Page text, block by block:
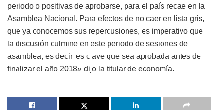
periodo o positivas de aprobarse, para el país recae en la
Asamblea Nacional. Para efectos de no caer en lista gris,
que ya conocemos sus repercusiones, es imperativo que
la discusión culmine en este periodo de sesiones de
asamblea, es decir, es clave que sea aprobada antes de
finalizar el año 2018» dijo la titular de economía.